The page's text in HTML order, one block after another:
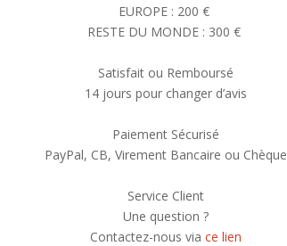
EUROPE : 200 €
RESTE DU MONDE : 300 €
Satisfait ou Remboursé
14 jours pour changer d’avis
Paiement Sécurisé
PayPal, CB, Virement Bancaire ou Chèque
Service Client
Une question ?
Contactez-nous via ce lien